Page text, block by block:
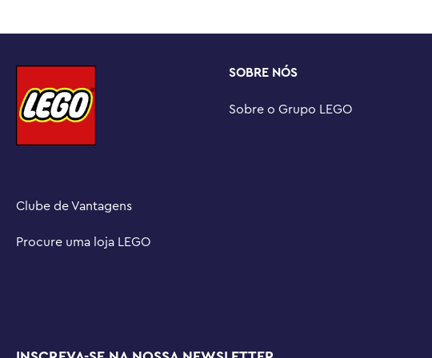
Brinquedos de veículos icônicos para brincar e exibir – os
versões réplicas de alguns dos veículos mais famosos do mundo
Medidas – Este brinquedo de construção de carro com 318 peças
altura, 15 cm de comprimento e 8 cm de largura
Clube de Vantagens
Procure uma loja LEGO
SOBRE NÓS
Sobre o Grupo LEGO